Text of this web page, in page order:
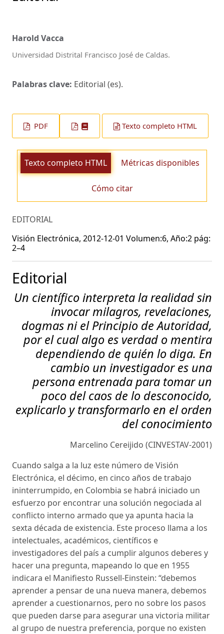
Harold Vacca
Universidad Distrital Francisco José de Caldas.
Palabras clave: Editorial (es).
PDF Texto completo HTML
Texto completo HTML Métricas disponibles
Cómo citar
EDITORIAL
Visión Electrónica, 2012-12-01 Volumen:6, Año:2 pág:
2–4
Editorial
Un científico interpreta la realidad sin
invocar milagros, revelaciones,
dogmas ni el Principio de Autoridad,
por el cual algo es verdad o mentira
dependiendo de quién lo diga. En
cambio un investigador es una
persona entrenada para tomar un
poco del caos de lo desconocido,
explicarlo y transformarlo en el orden
del conocimiento
Marcelino Cereijido (CINVESTAV-2001)
Cuando salga a la luz este número de Visión
Electrónica, el décimo, en cinco años de trabajo
ininterrumpido, en Colombia se habrá iniciado un
esfuerzo por encontrar una solución negociada al
conflicto interno armado que ya apunta hacia la
sexta década de existencia. Este proceso llama a los
intelectuales, académicos, científicos e
investigadores del país a cumplir algunos deberes y
hacer una pregunta, mapeando lo que en 1955
indicara el Manifiesto Russell-Einstein: “debemos
aprender a pensar de una nueva manera, debemos
aprender a cuestionarnos, pero no sobre los pasos
que pueden darse para asegurar una victoria militar
al grupo de nuestra preferencia, porque no existen